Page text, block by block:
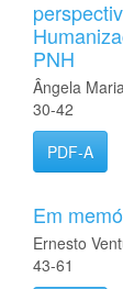
PNH
Ângela
30-42
PDF-A
Em
Ernesto
43-61